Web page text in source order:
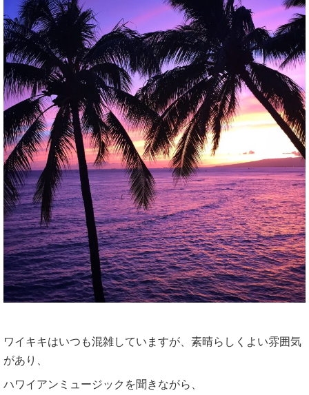
ワイキキはいつも混雑していますが、素晴らしくよい雰囲気
があり、
ハワイアンミュージックを聞きながら、